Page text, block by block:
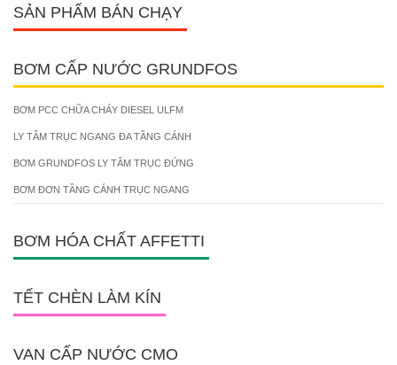
SẢN PHẨM BÁN CHẠY
BƠM CẤP NƯỚC GRUNDFOS
BƠM PCC CHỮA CHÁY DIESEL ULFM
LY TÂM TRỤC NGANG ĐA TẦNG CÁNH
BƠM GRUNDFOS LY TÂM TRỤC ĐỨNG
BƠM ĐƠN TẦNG CÁNH TRỤC NGANG
BƠM HÓA CHẤT AFFETTI
TẾT CHÈN LÀM KÍN
VAN CẤP NƯỚC CMO